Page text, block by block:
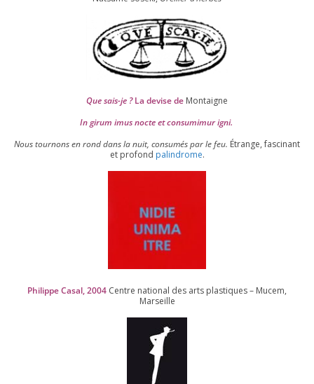
Que sais-je ?La devise de Montaigne
In girum imus nocte et consu­mi­mur igni.
Nous tour­nons en rond dans la nuit, consu­més par le feu. Étrange, fas­ci­nant
et pro­fond palin­drome.
Philippe Casal,2004 Centre natio­nal des arts plas­tiques – Mucem,
Marseille